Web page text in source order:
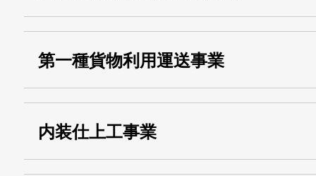
運搬業許可証番号：
13000155805
第一種貨物利用運送事業
事業
関自貨：
内装仕上工事業